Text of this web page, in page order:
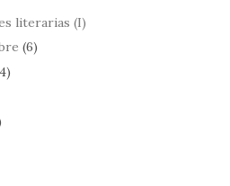
literarias (I)
(6)